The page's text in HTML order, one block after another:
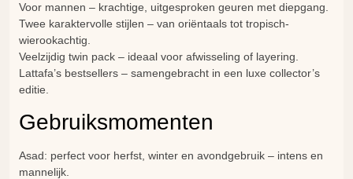
Voor mannen – krachtige, uitgesproken geuren met diepgang.
Twee karaktervolle stijlen – van oriëntaals tot tropisch-
wierookachtig.
Veelzijdig twin pack – ideaal voor afwisseling of layering.
Lattafa’s bestsellers – samengebracht in een luxe collector’s
editie.
Gebruiksmomenten
Asad: perfect voor herfst, winter en avondgebruik – intens en
mannelijk.